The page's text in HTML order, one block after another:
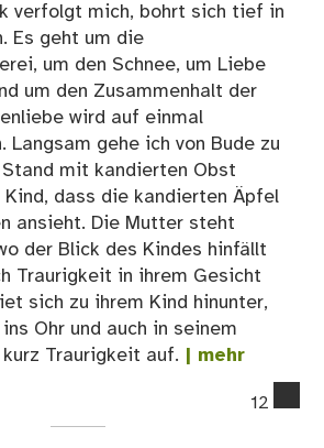
verfolgt mich, bohrt sich tief in
Es geht um die
um den Schnee, um Liebe
um den Zusammenhalt der
wird auf einmal
Langsam gehe ich von Bude zu
Stand mit kandierten Obst
dass die kandierten Äpfel
ansieht. Die Mutter steht
der Blick des Kindes hinfällt
Traurigkeit in ihrem Gesicht
sich zu ihrem Kind hinunter,
Ohr und auch in seinem
Traurigkeit auf. | mehr
12